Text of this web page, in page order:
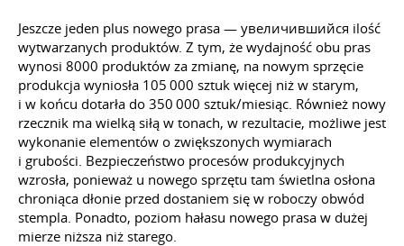
Jeszcze jeden plus nowego prasa — увеличившийся ilość
wytwarzanych produktów. Z tym, że wydajność obu pras
wynosi 8000 produktów za zmianę, na nowym sprzęcie
produkcja wyniosła 105 000 sztuk więcej niż w starym,
i w końcu dotarła do 350 000 sztuk/miesiąc. Również nowy
rzecznik ma wielką siłą w tonach, w rezultacie, możliwe jest
wykonanie elementów o zwiększonych wymiarach
i grubości. Bezpieczeństwo procesów produkcyjnych
wzrosła, ponieważ u nowego sprzętu tam świetlna osłona
chroniąca dłonie przed dostaniem się w roboczy obwód
stempla. Ponadto, poziom hałasu nowego prasa w dużej
mierze niższa niż starego.